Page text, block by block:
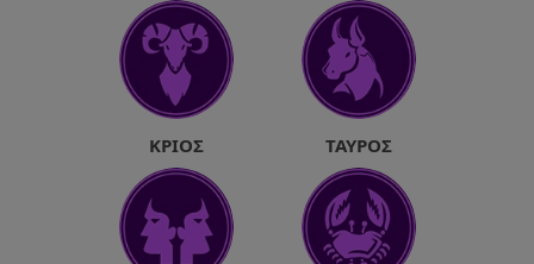
ΚΡΙΌΣ ΤΑΎΡΟΣ